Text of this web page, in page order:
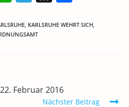
at
s
p
e
gr
re le
KARLSRUHE WEHRT SICH
Februar 2016
Nächster Beitrag